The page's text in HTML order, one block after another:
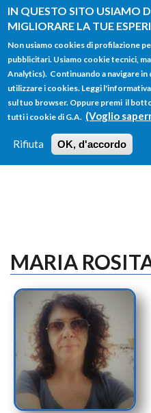
IN QUESTO SITO USIAMO
MIGLIORARE LA TUE
Non usiamo cookies di profilazione
pubblicitari. Usiamo cookie tecnici,
Analytics). Continuando a navigare
utilizzare i cookies. Leggi
sul tuo browser. Oppure premi il
tutti i cookie di G.A. (Voglio
Rifiuta OK, d'accordo
Salta al contenuto principale
FORM
DI
RICERCA
Main menu
HOME TUTTI I
LOGIN
MARIA